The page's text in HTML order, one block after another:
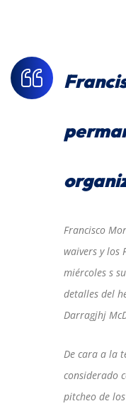
Francisco
waivers y los
miércoles s
detalles del
Darragjhj
De cara a la
considerado
pitcheo de